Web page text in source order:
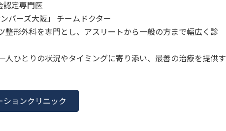
認定専門医
バーズ大阪」 チームドクター
整形外科を専門とし、アスリートから一般の方まで幅広く診
人ひとりの状況やタイミングに寄り添い、最善の治療を提供す
ションクリニック